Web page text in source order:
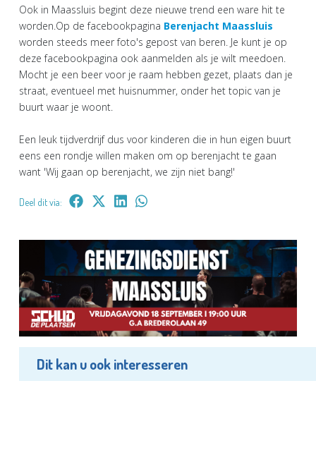
Ook in Maassluis begint deze nieuwe trend een ware hit te
worden.Op de facebookpagina Berenjacht Maassluis
worden steeds meer foto's gepost van beren. Je kunt je op
deze facebookpagina ook aanmelden als je wilt meedoen.
Mocht je een beer voor je raam hebben gezet, plaats dan je
straat, eventueel met huisnummer, onder het topic van je
buurt waar je woont.
Een leuk tijdverdrijf dus voor kinderen die in hun eigen buurt
eens een rondje willen maken om op berenjacht te gaan
want 'Wij gaan op berenjacht, we zijn niet bang!'
Deel dit via:
Dit kan u ook interesseren